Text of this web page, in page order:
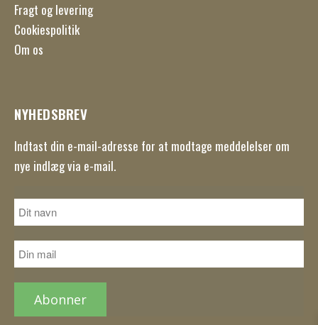
Fragt og levering
Cookiespolitik
Om os
NYHEDSBREV
Indtast din e-mail-adresse for at modtage meddelelser om
nye indlæg via e-mail.